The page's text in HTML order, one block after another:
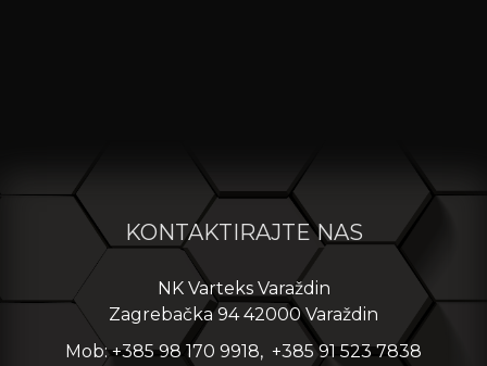
KONTAKTIRAJTE NAS
NK Varteks Varaždin
Zagrebačka 94 42000 Varaždin
Mob: +385 98 170 9918, +385 91 523 7838